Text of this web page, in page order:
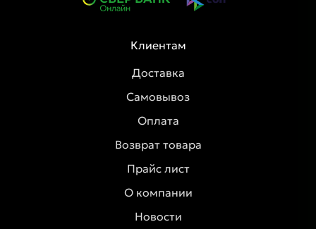
Клиентам
Доставка
Самовывоз
Оплата
Возврат товара
Прайс лист
О компании
Новости